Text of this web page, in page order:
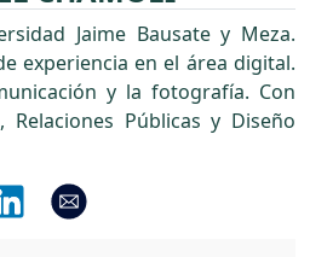
Jaime Bausate y Meza.
experiencia en el área digital.
y la fotografía. Con
Públicas y Diseño